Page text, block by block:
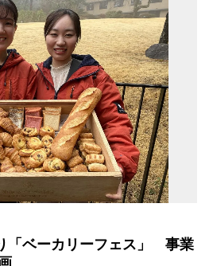
「ベーカリーフェス」 事業